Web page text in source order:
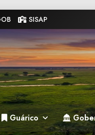
SISAP
de Guarico
Guárico